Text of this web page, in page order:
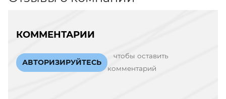
КОММЕНТАРИИ
АВТОРИЗИРУЙТЕСЬ
чтобы оставить
комментарий